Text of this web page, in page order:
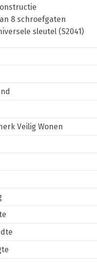
8 schroefgaten
sleutel (S2041)
Veilig Wonen